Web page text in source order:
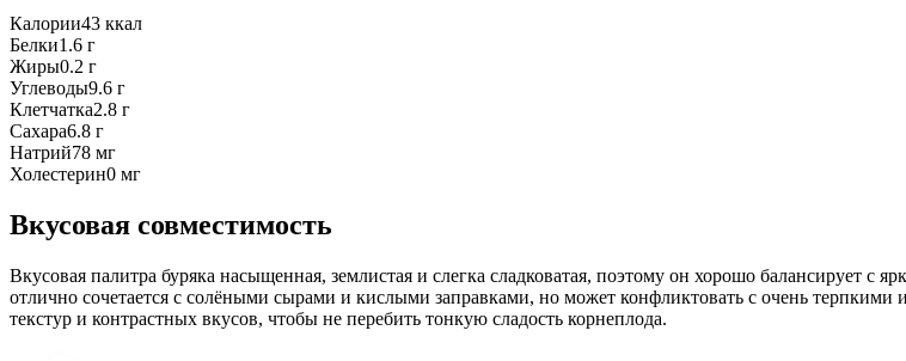
Калории43 ккал
Белки1.6 г
Жиры0.2 г
Углеводы9.6 г
Клетчатка2.8 г
Сахара6.8 г
Натрий78 мг
Холестерин0 мг
Вкусовая совместимость
Вкусовая палитра буряка насыщенная, землистая и слегка сладковатая, поэтому он хорошо балансирует с
отлично сочетается с солёными сырами и кислыми заправками, но может конфликтовать с очень
текстур и контрастных вкусов, чтобы не перебить тонкую сладость корнеплода.